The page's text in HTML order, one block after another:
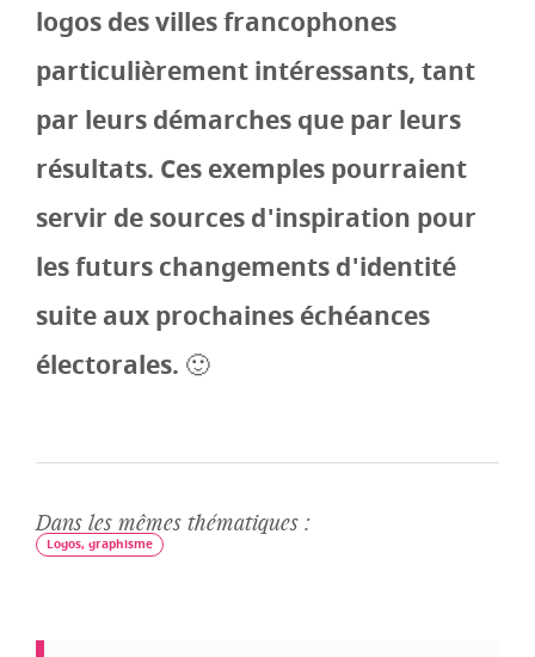
logos des villes francophones
particulièrement intéressants, tant
par leurs démarches que par leurs
résultats. Ces exemples pourraient
servir de sources d'inspiration pour
les futurs changements d'identité
suite aux prochaines échéances
électorales. 🙂
Dans les mêmes thématiques :
Logos, graphisme